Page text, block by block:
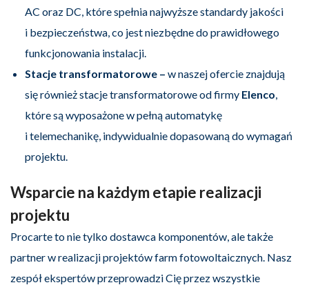
AC oraz DC, które spełnia najwyższe standardy jakości
i bezpieczeństwa, co jest niezbędne do prawidłowego
funkcjonowania instalacji.
Stacje transformatorowe – w naszej ofercie znajdują
się również stacje transformatorowe od firmy Elenco
które są wyposażone w pełną automatykę
i telemechanikę, indywidualnie dopasowaną do wymagań
projektu.
Wsparcie na każdym etapie realizacji
projektu
Procarte to nie tylko dostawca komponentów, ale także
partner w realizacji projektów farm fotowoltaicznych. Nasz
zespół ekspertów przeprowadzi Cię przez wszystkie